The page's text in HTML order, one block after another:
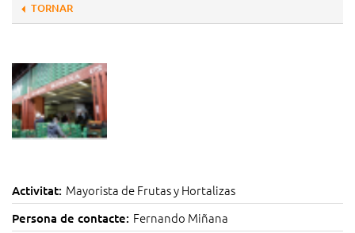
TORNAR
Activitat: Mayorista de Frutas y Hortalizas
Persona de contacte: Fernando Miñana